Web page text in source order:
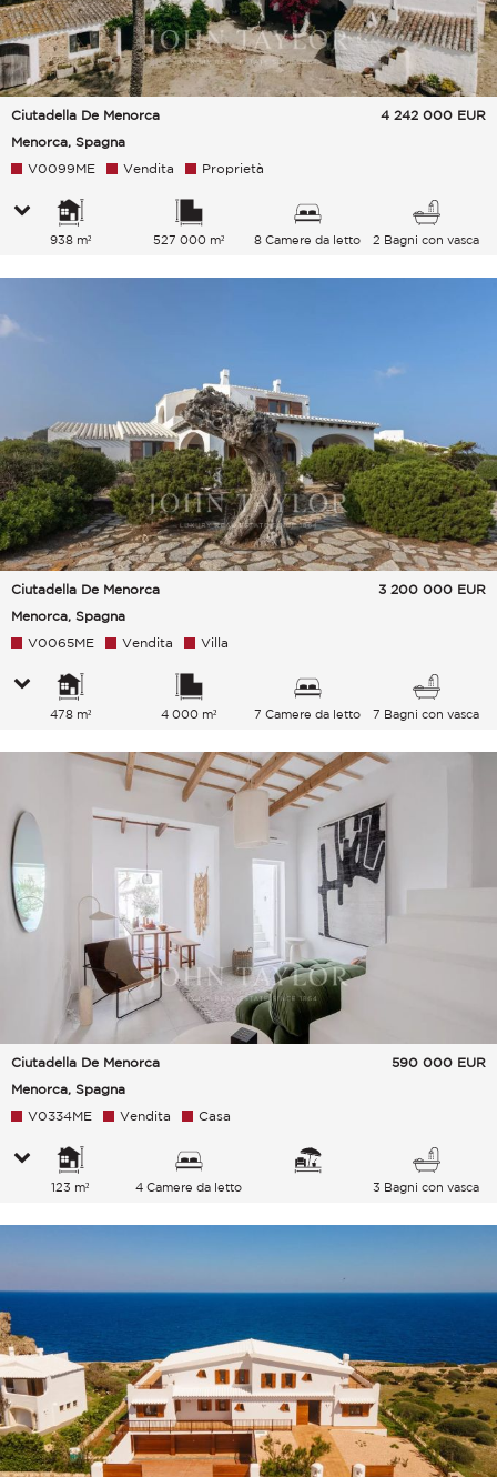
Ciutadella De Menorca
Menorca, Spagna
4 242 000 EUR
V0099ME Vendita Proprietà
938 m² 527 000 m² 8 Camere da letto 2 Bagni con vasca
Ciutadella De Menorca
Menorca, Spagna
3 200 000 EUR
V0065ME Vendita Villa
478 m² 4 000 m² 7 Camere da letto 7 Bagni con vasca
Ciutadella De Menorca
Menorca, Spagna
590 000 EUR
V0334ME Vendita Casa
123 m² 4 Camere da letto 3 Bagni con vasca